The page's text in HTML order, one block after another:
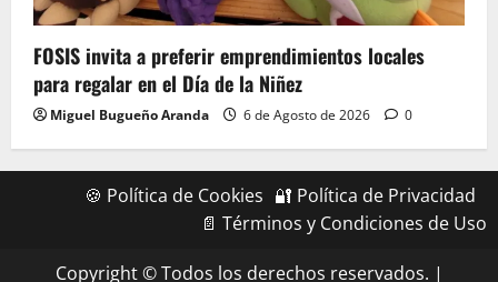
FOSIS invita a preferir emprendimientos locales
para regalar en el Día de la Niñez
Miguel Bugueño Aranda 6 de Agosto de 2026 0
🍪 Política de Cookies 🔐 Política de Privacidad
📄 Términos y Condiciones de Uso
Copyright © Todos los derechos reservados. |